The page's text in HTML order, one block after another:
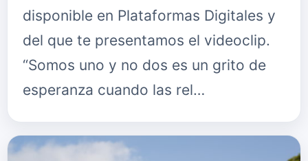
disponible en Plataformas Digitales y
del que te presentamos el videoclip.
“Somos uno y no dos es un grito de
esperanza cuando las rel…